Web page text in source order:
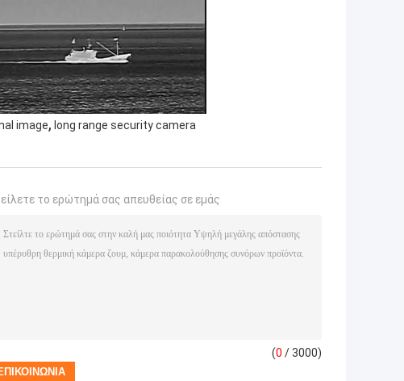
image, long range security camera
το ερώτημά σας απευθείας σε εμάς
(0 / 3000)